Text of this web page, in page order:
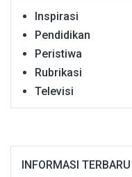
Inspirasi
Pendidikan
Peristiwa
Rubrikasi
Televisi
INFORMASI TERBARU